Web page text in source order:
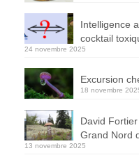
Intelligence
cocktail
24 novembre 2025
Excursion
18 novembre
David
Grand Nord
13 novembre 2025